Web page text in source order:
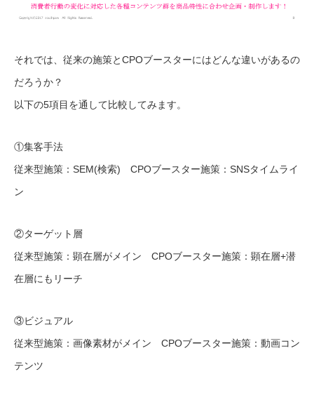
それでは、従来の施策とCPOブースターにはどんな違いがあるの
だろうか？
以下の5項目を通して比較してみます。
①集客手法
従来型施策：SEM(検索) CPOブースター施策：SNSタイムライ
ン
②ターゲット層
従来型施策：顕在層がメイン CPOブースター施策：顕在層+潜
在層にもリーチ
③ビジュアル
従来型施策：画像素材がメイン CPOブースター施策：動画コン
テンツ